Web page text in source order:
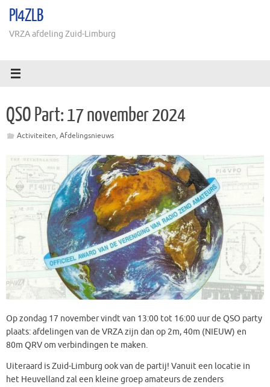
naarPI4ZLB
VRZA afdeling Zuid-Limburg
QSO Part: 17 november 2024
Activiteiten, Afdelingsnieuws
Op zondag 17 november vindt van 13:00 tot 16:00 uur de QSO party
plaats: afdelingen van de VRZA zijn dan op 2m, 40m (NIEUW) en
80m QRV om verbindingen te maken.
Uiteraard is Zuid-Limburg ook van de partij! Vanuit een locatie in
het Heuvelland zal een kleine groep amateurs de zenders